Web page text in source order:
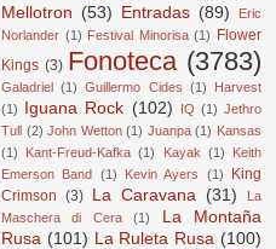
Mellotron (53) Entradas (89)
Eric
Norlander (1) Festival Minorisa (1) Flower
Kings (3) Fonoteca (3783)
Galadriel (1) Guillermo Cides (1)
Harvest
(1) Iguana Rock (102) IQ (1) Jethro
Tull (2) John Wetton (1) Juanpa (1) Kansas
(1)
Kant-Freud-Kafka (1) Kayak (1)
Keith
Emerson Band (1) Kevin Ayers (1)
King
Crimson (3) La Caravana (31)
La
Maschera di Cera
(1)
La Montaña
Rusa (101) La Ruleta Rusa (100)